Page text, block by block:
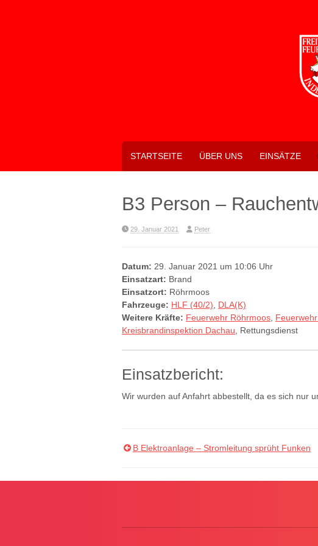
STARTSEITE ÜBER UNS EINSÄTZE
B3 Person –
29. Januar 2021 Peter
Datum: 29. Januar 2021 um 10:06 Uhr
Einsatzart: Brand
Einsatzort: Röhrmoos
Fahrzeuge: HLF (40/2)
DLA(K)
Weitere Kräfte: Feuerwehr Röhrmoos
Kreisbrandinspektion Dachau , Rettungsdienst
Einsatzbericht:
Wir wurden auf Anfahrt abbestellt, da es sich nur
Beitragsnavigation
B Elektroanlage – Stromleitung sprüht Funken